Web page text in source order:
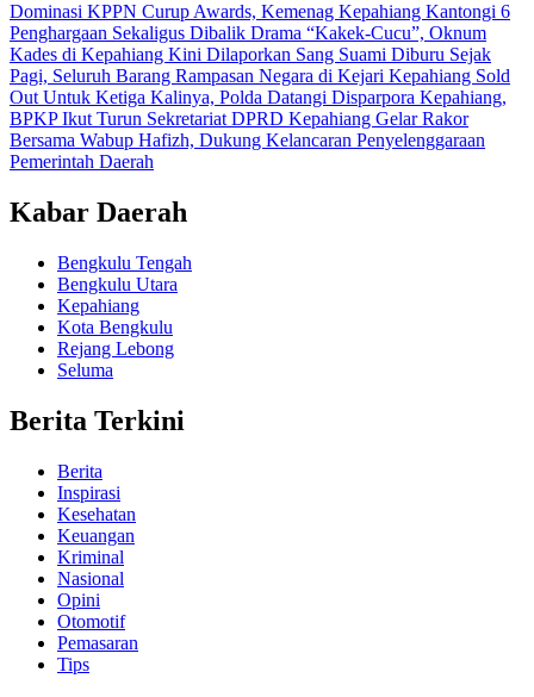
Dominasi KPPN Curup Awards, Kemenag Kepahiang Kantongi 6
Penghargaan Sekaligus Dibalik Drama “Kakek-Cucu”, Oknum
Kades di Kepahiang Kini Dilaporkan Sang Suami Diburu Sejak
Pagi, Seluruh Barang Rampasan Negara di Kejari Kepahiang Sold
Out Untuk Ketiga Kalinya, Polda Datangi Disparpora Kepahiang,
BPKP Ikut Turun Sekretariat DPRD Kepahiang Gelar Rakor
Bersama Wabup Hafizh, Dukung Kelancaran Penyelenggaraan
Pemerintah Daerah
Kabar Daerah
Bengkulu Tengah
Bengkulu Utara
Kepahiang
Kota Bengkulu
Rejang Lebong
Seluma
Berita Terkini
Berita
Inspirasi
Kesehatan
Keuangan
Kriminal
Nasional
Opini
Otomotif
Pemasaran
Tips